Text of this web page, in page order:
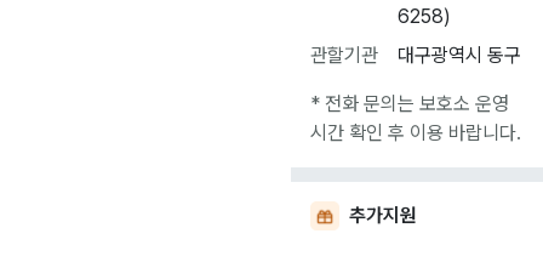
6258)
관할기관
대구광역시 동구
* 전화 문의는 보호소 운영
시간 확인 후 이용 바랍니다.
추가지원